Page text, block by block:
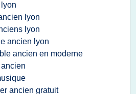
lyon
lyon
ancien lyon
ancien en moderne
ancien gratuit